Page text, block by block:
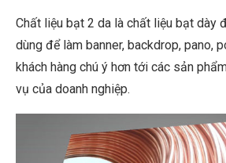
Chất liệu bạt 2 da là chất liệu bạt dày
dùng để làm banner, backdrop, pano,
khách hàng chú ý hơn tới các sản
vụ của doanh nghiệp.